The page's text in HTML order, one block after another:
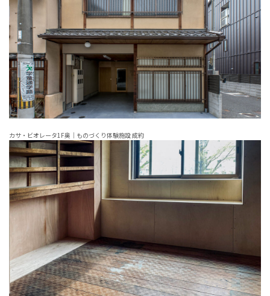
カサ・ビオレータ1F奥｜ものづくり体験施設 成約